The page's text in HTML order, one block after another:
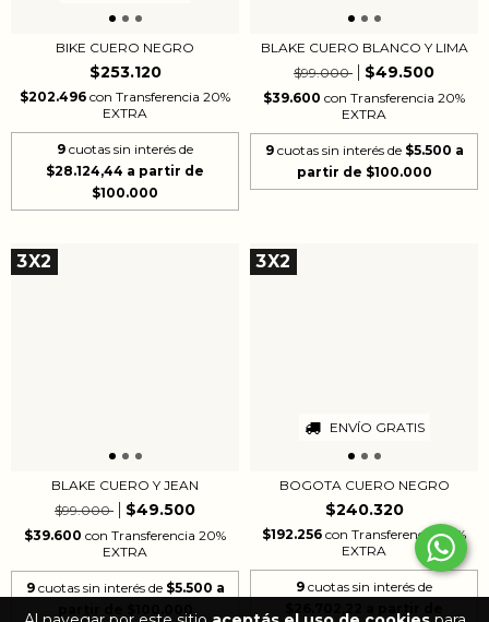
BIKE CUERO NEGRO
$253.120
$202.496 con Transferencia 20%
EXTRA
9 cuotas sin interés de
$28.124,44
BLAKE CUERO BLANCO Y LIMA
$99.000
$49.500
$39.600 con Transferencia 20%
EXTRA
9 cuotas sin interés de $5.500
3X2
BLAKE CUERO Y JEAN
$99.000
$49.500
$39.600 con Transferencia 20%
EXTRA
9 cuotas sin interés de $5.500
3X2
ENVÍO GRATIS
BOGOTA CUERO NEGRO
$240.320
$192.256 con Transferencia 20%
EXTRA
9 cuotas sin interés de